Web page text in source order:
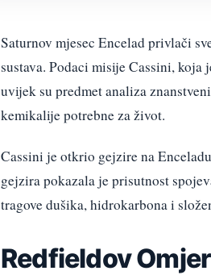
Saturnov mjesec Encelad privlači
sustava. Podaci misije Cassini, koja
uvijek su predmet analiza
kemikalije potrebne za život.
Cassini je otkrio gejzire na
gejzira pokazala je prisutnost
tragove dušika, hidrokarbona i
Redfieldov